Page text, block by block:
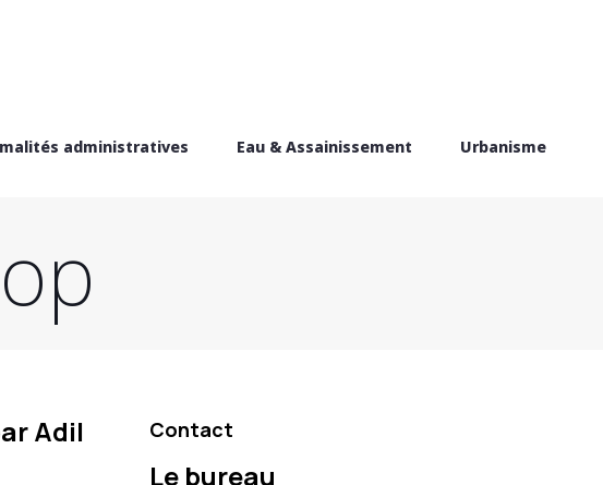
administratives Eau & Assainissement Urbanisme
Adil
Contact
Le bureau